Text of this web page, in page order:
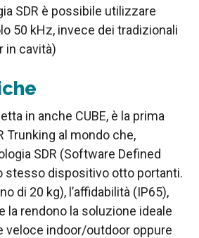
SDR è possibile utilizzare
50 kHz, invece dei tradizionali
in cavità)
in anche CUBE, è la prima
Trunking al mondo che,
SDR (Software Defined
stesso dispositivo otto portanti.
di 20 kg), l’affidabilità (IP65),
la rendono la soluzione ideale
veloce indoor/outdoor oppure